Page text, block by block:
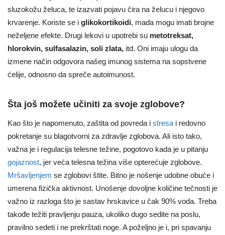
sluzokožu želuca, te izazvati pojavu čira na želucu i njegovo
krvarenje. Koriste se i glikokortikoidi, mada mogu imati brojne
neželjene efekte. Drugi lekovi u upotrebi su metotreksat,
hlorokvin, sulfasalazin, soli zlata, itd. Oni imaju ulogu da
izmene način odgovora našeg imunog sistema na sopstvene
ćelije, odnosno da spreče autoimunost.
Šta još možete učiniti za svoje zglobove?
Kao što je napomenuto, zaštita od povreda i stresa i redovno
pokretanje su blagotvorni za zdravlje zglobova. Ali isto tako,
važna je i regulacija telesne težine, pogotovo kada je u pitanju
gojaznost, jer veća telesna težina više opterećuje zglobove.
Mršavljenjem se zglobovi štite. Bitno je nošenje udobne obuće i
umerena fizička aktivnost. Unošenje dovoljne količine tečnosti je
važno iz razloga što je sastav hrskavice u čak 90% voda. Treba
takođe težiti pravljenju pauza, ukoliko dugo sedite na poslu,
pravilno sedeti i ne prekrštati noge. A poželjno je i, pri spavanju